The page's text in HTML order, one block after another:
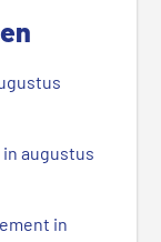
augustus
in